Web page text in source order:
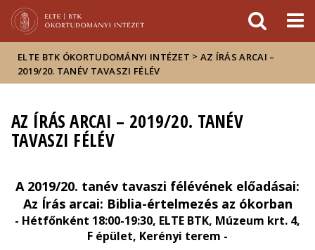
sajtóban
ELTE BTK ÓKORTUDOMÁNYI INTÉZET > AZ ÍRÁS ARCAI –
2019/20. TANÉV TAVASZI FÉLÉV
AZ ÍRÁS ARCAI – 2019/20. TANÉV
TAVASZI FÉLÉV
A 2019/20. tanév tavaszi félévének előadásai:
Az Írás arcai: Biblia-értelmezés az ókorban
- Hétfőnként 18:00-19:30, ELTE BTK, Múzeum krt. 4,
F épület, Kerényi terem -